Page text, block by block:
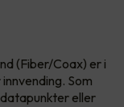
(Fiber/Coax) er i
Som
eller